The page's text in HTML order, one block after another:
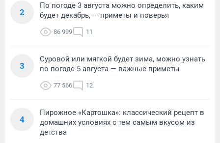
2
По погоде 3 августа можно определить, каким
будет декабрь, — приметы и поверья
86 999 11
3
Суровой или мягкой будет зима, можно узнать
по погоде 5 августа — важные приметы
77 566 12
4
Пирожное «Картошка»: классический рецепт в
домашних условиях с тем самым вкусом из
детства